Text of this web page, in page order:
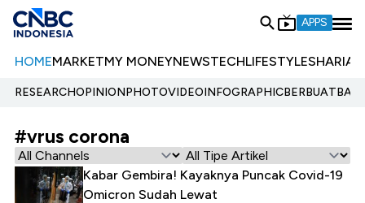
APPS
HOMEMARKETMY MONEYNEWSTECHLIFESTYLESHARIA
RESEARCHOPINIONPHOTOVIDEOINFOGRAPHIC
#vrus corona
Kabar Gembira! Kayaknya Puncak Covid-19
Omicron Sudah Lewat